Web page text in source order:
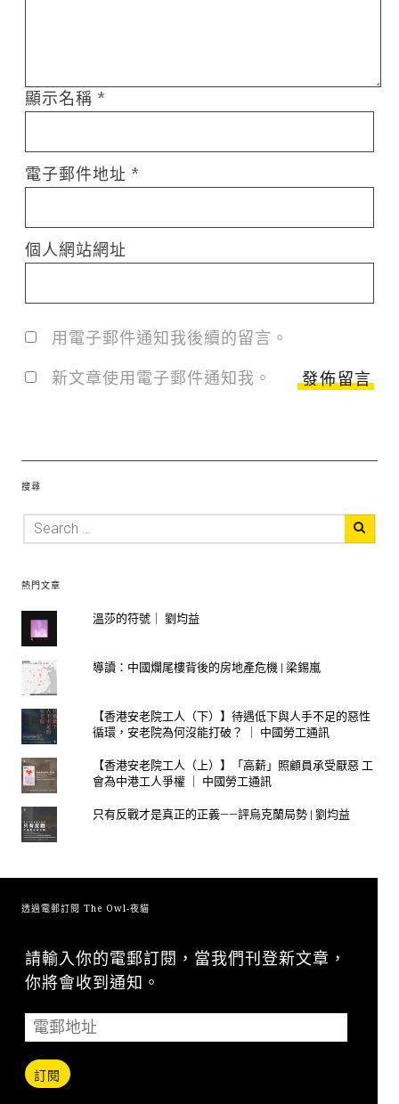
顯示名稱 *
電子郵件地址 *
個人網站網址
用電子郵件通知我後續的留言。
新文章使用電子郵件通知我。
搜尋
熱門文章
溫莎的符號｜ 劉均益
導讀：中國爛尾樓背後的房地產危機 | 梁錫嵐
【香港安老院工人（下）】待遇低下與人手不足的惡性
循環，安老院為何沒能打破？ ｜ 中國勞工通訊
【香港安老院工人（上）】「高薪」照顧員承受厭惡 工
會為中港工人爭權 ｜ 中國勞工通訊
只有反戰才是真正的正義——評烏克蘭局勢 | 劉均益
透過電郵訂閱 The Owl-夜貓
請輸入你的電郵訂閱，當我們刊登新文章，
你將會收到通知。
訂閱